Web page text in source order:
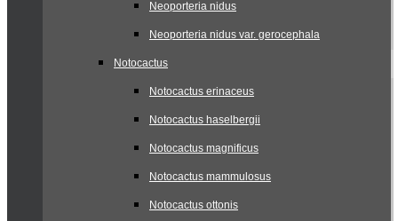
Neoporteria nidus
Neoporteria nidus var. gerocephala
Notocactus
Notocactus erinaceus
Notocactus haselbergii
Notocactus magnificus
Notocactus mammulosus
Notocactus ottonis